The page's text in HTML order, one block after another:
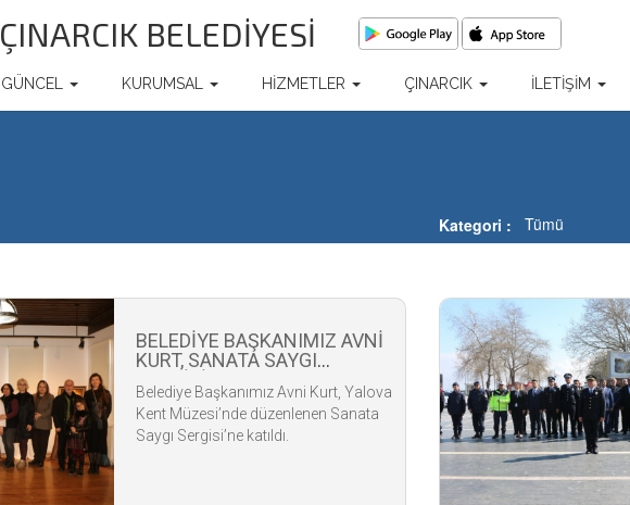
ÇINARCIK BELEDİYESİ
GÜNCEL KURUMSAL HİZMETLER ÇINARCIK İLETİŞİM
Kategori Tümü
BELEDİYE BAŞKANIMIZ AVNİ
KURT, SANATA SAYGI
Belediye Başkanımız Avni Kurt, Yalova
Kent Müzesi’nde düzenlenen Sanata
Saygı Sergisi’ne katıldı.